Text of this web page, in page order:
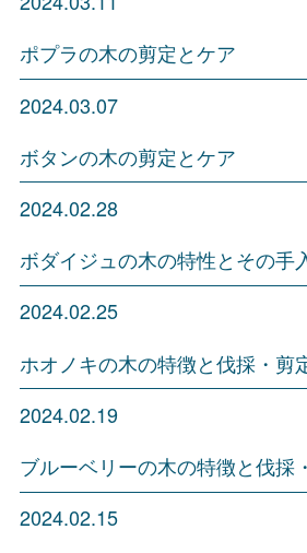
ポプラの木の剪定とケア
2024.03.07
ボタンの木の剪定とケア
2024.02.28
ボダイジュの木の特性とその手
2024.02.25
ホオノキの木の特徴と伐採・剪
2024.02.19
ブルーベリーの木の特徴と伐採
2024.02.15